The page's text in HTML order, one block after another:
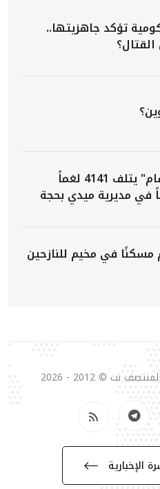
تؤكد جاهزيتها..
مشروع "مسام" يتلف 4141 لغماً
في مديرية ميدي بحجة
في مخيم للنازحين
نت © 2012 - 2026
الإخبارية